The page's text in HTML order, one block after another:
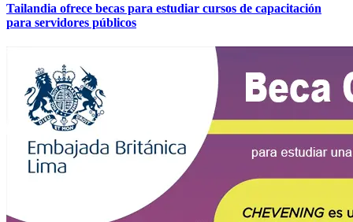
Tailandia ofrece becas para estudiar cursos de capacitación
para servidores públicos